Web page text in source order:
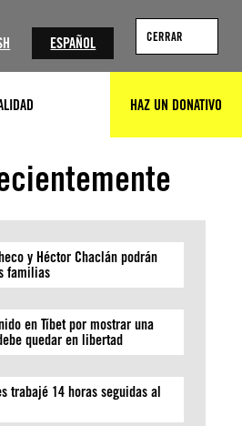
ESPAÑOL CERRAR
HAZ UN DONATIVO
y Héctor Chaclán podrán
familias
en Tíbet por mostrar una
quedar en libertad
trabajé 14 horas seguidas al